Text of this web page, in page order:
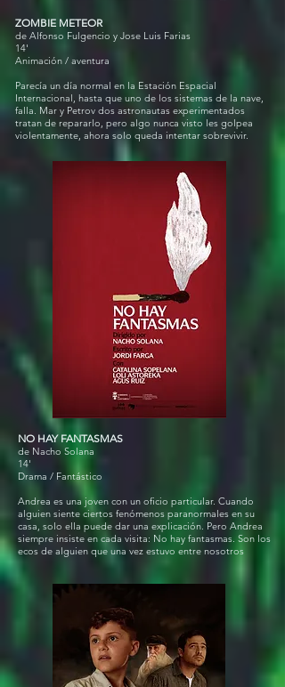
ZOMBIE METEOR
de Alfonso Fulgencio y Jose Luis Farias
14'
Animación / aventura
Parecía un día normal en la Estación Espacial
Internacional, hasta que uno de los sistemas de la nave,
falla. Mar y Petrov dos astronautas experimentados
tratan de repararlo, pero algo nunca visto les golpea
violentamente, ahora solo queda intentar sobrevivir.
NO HAY FANTASMAS
de Nacho Solana
14'
Drama / Fantástico
Andrea es una joven con un oficio particular. Cuando
alguien siente ciertos fenómenos paranormales en su
casa, solo ella puede dar una explicación. Pero Andrea
siempre insiste en cada visita: No hay fantasmas. Son los
ecos de alguien que una vez estuvo entre nosotros